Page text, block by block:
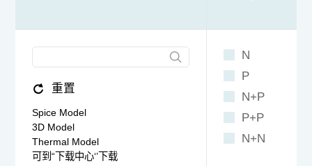
重置
Spice Model
3D Model
Thermal Model
可到“下载中心‘’下载
N
P
N+P
P+P
N+N